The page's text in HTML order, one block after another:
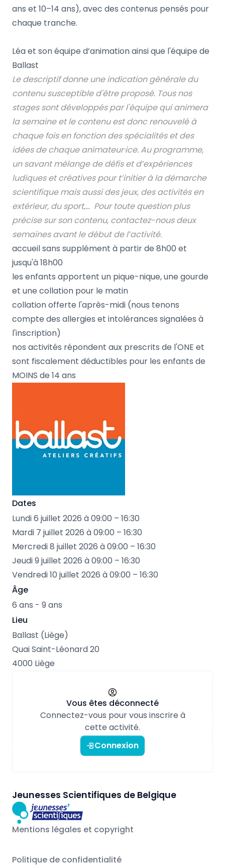
ans et 10–14 ans), avec des contenus pensés pour
chaque tranche.
Léa et son équipe d’animation ainsi que l'équipe de
Ballast
Le descriptif donne une indication générale du
contenu susceptible d'être proposé. Tous nos
stages sont développés par l'équipe qui animera
la semaine et le contenu est donc renouvelé à
chaque fois en fonction des spécialités et des
idées de chaque animateur·ice. Au programme,
un savant mélange de défis et d’expériences
ludiques et créatives pour t’initier à la démarche
scientifique mais aussi des jeux, des activités en
extérieur, du sport,… Pour toute question plus
précise sur son contenu, contactez-nous deux
semaines avant le début de l’activité.
accueil sans supplément à partir de 8h00 et
jusqu'à 18h00
les enfants apportent un pique-nique, une gourde
et une collation pour le matin
collation offerte l'après-midi (nous tenons
compte des allergies et intolérances signalées à
l'inscription)
nos activités répondent aux prescrits de l'ONE et
sont fiscalement déductibles pour les enfants de
MOINS de 14 ans
Dates
Lundi 6 juillet 2026 à 09:00 – 16:30
Mardi 7 juillet 2026 à 09:00 – 16:30
Mercredi 8 juillet 2026 à 09:00 – 16:30
Jeudi 9 juillet 2026 à 09:00 – 16:30
Vendredi 10 juillet 2026 à 09:00 – 16:30
Âge
6 ans - 9 ans
Lieu
Ballast (Liège)
Quai Saint-Léonard 20
4000 Liège
Vous êtes déconnecté
Connectez-vous pour vous inscrire à
cette activité.
Connexion
Jeunesses Scientifiques de Belgique
Mentions légales et copyright
Politique de confidentialité